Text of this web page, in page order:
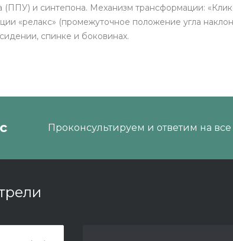
(ППУ) и синтепона. Механизм трансформации:
«релакс» (промежуточное положение угла
спинке и боковинах.
Проконсультируем и ответим на